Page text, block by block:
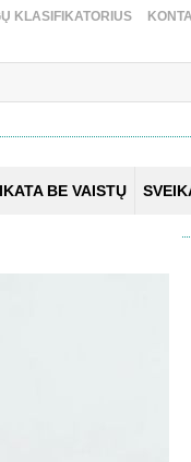
KLASIFIKATORIUS
BE VAISTŲ